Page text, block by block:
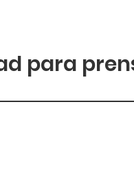
para